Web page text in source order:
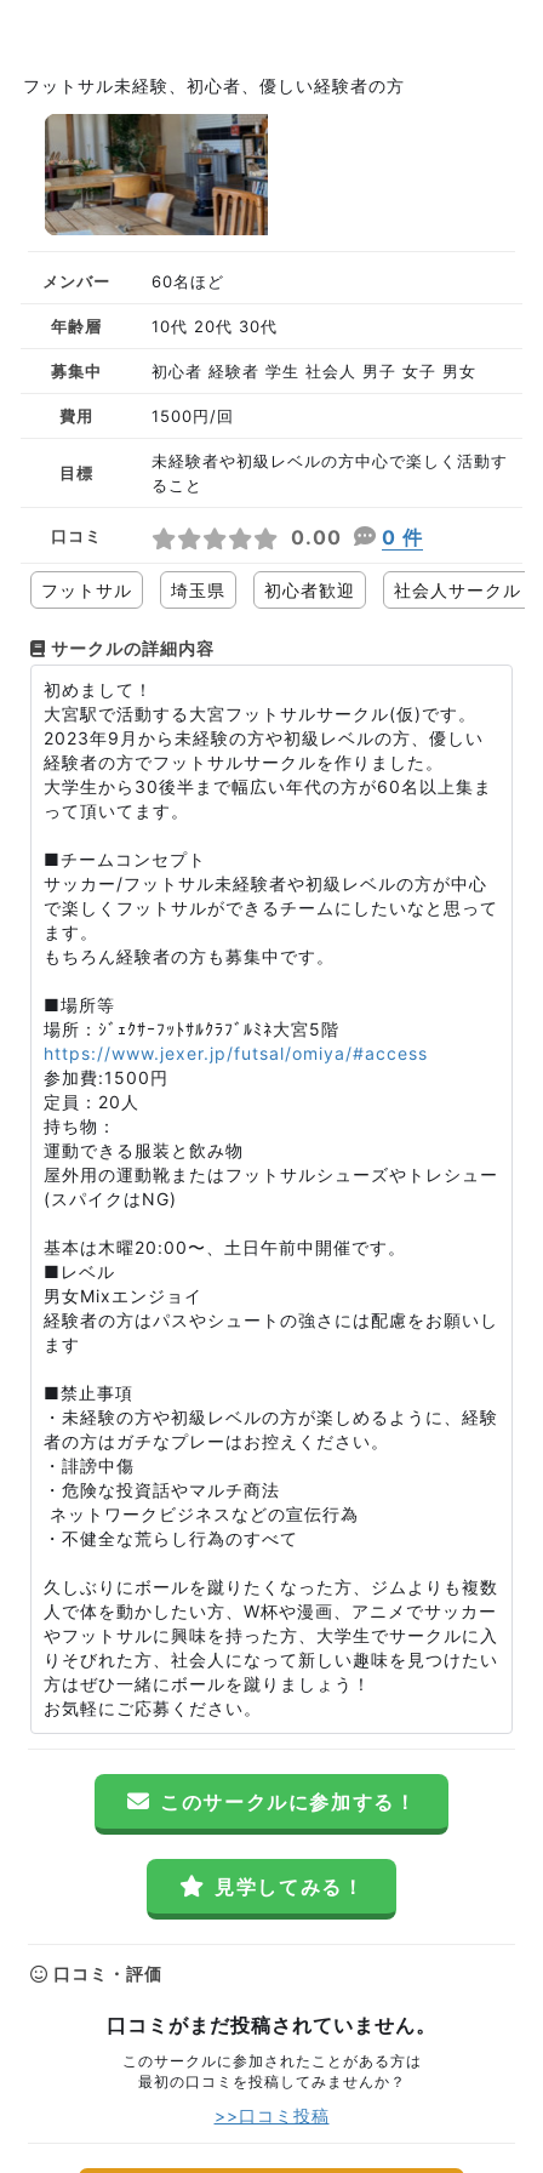
フットサル未経験、初心者、優しい経験者の方
メンバー 60名ほど
年齢層 10代 20代 30代
募集中 初心者 経験者 学生 社会人 男子 女子 男女
費用 1500円/回
目標
未経験者や初級レベルの方中心で楽しく活動す
ること
口コミ 0.00 0 件
フットサル 埼玉県 初心者歓迎 社会人サークル
サークルの詳細内容
初めまして！
大宮駅で活動する大宮フットサルサークル(仮)です。
2023年9月から未経験の方や初級レベルの方、優しい
経験者の方でフットサルサークルを作りました。
大学生から30後半まで幅広い年代の方が60名以上集ま
って頂いてます。
■チームコンセプト
サッカー/フットサル未経験者や初級レベルの方が中心
で楽しくフットサルができるチームにしたいなと思って
ます。
もちろん経験者の方も募集中です。
■場所等
場所：ｼﾞｪｸｻｰﾌｯﾄｻﾙｸﾗﾌﾞﾙﾐﾈ大宮5階
https://www.jexer.jp/futsal/omiya/#access
参加費:1500円
定員：20人
持ち物：
運動できる服装と飲み物
屋外用の運動靴またはフットサルシューズやトレシュー
(スパイクはNG)
基本は木曜20:00〜、土日午前中開催です。
■レベル
男女Mixエンジョイ
経験者の方はパスやシュートの強さには配慮をお願いし
ます
■禁止事項
・未経験の方や初級レベルの方が楽しめるように、経験
者の方はガチなプレーはお控えください。
・誹謗中傷
・危険な投資話やマルチ商法
ネットワークビジネスなどの宣伝行為
・不健全な荒らし行為のすべて
久しぶりにボールを蹴りたくなった方、ジムよりも複数
人で体を動かしたい方、W杯や漫画、アニメでサッカー
やフットサルに興味を持った方、大学生でサークルに入
りそびれた方、社会人になって新しい趣味を見つけたい
方はぜひ一緒にボールを蹴りましょう！
お気軽にご応募ください。
このサークルに参加する！
見学してみる！
口コミ・評価
口コミがまだ投稿されていません。
このサークルに参加されたことがある方は
最初の口コミを投稿してみませんか？
>>口コミ投稿